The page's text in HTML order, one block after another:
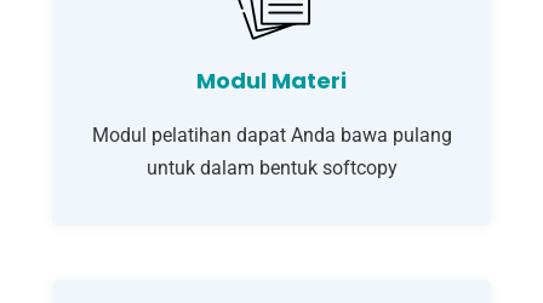
Modul Materi
Modul pelatihan dapat Anda bawa pulang
untuk dalam bentuk softcopy